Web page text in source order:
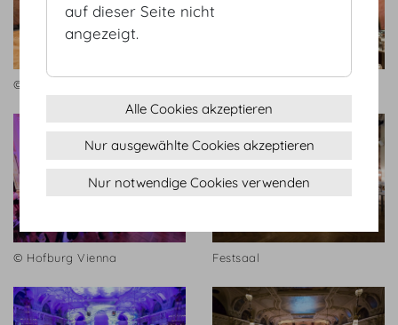
© Hofburg Vienna
© Hofburg Vienna Festsaal
auf dieser Seite nicht
angezeigt.
Alle Cookies akzeptieren
Nur ausgewählte Cookies akzeptieren
Nur notwendige Cookies verwenden